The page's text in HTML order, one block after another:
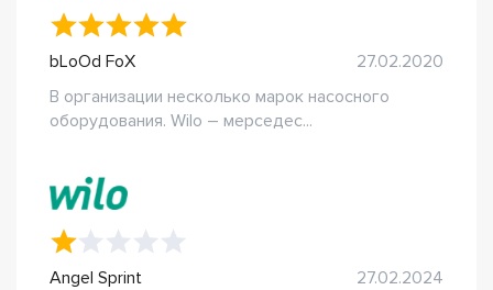
bLoOd FoX
27.02.2020
В организации несколько марок насосного
оборудования. Wilo – мерседес...
Angel Sprint
27.02.2024